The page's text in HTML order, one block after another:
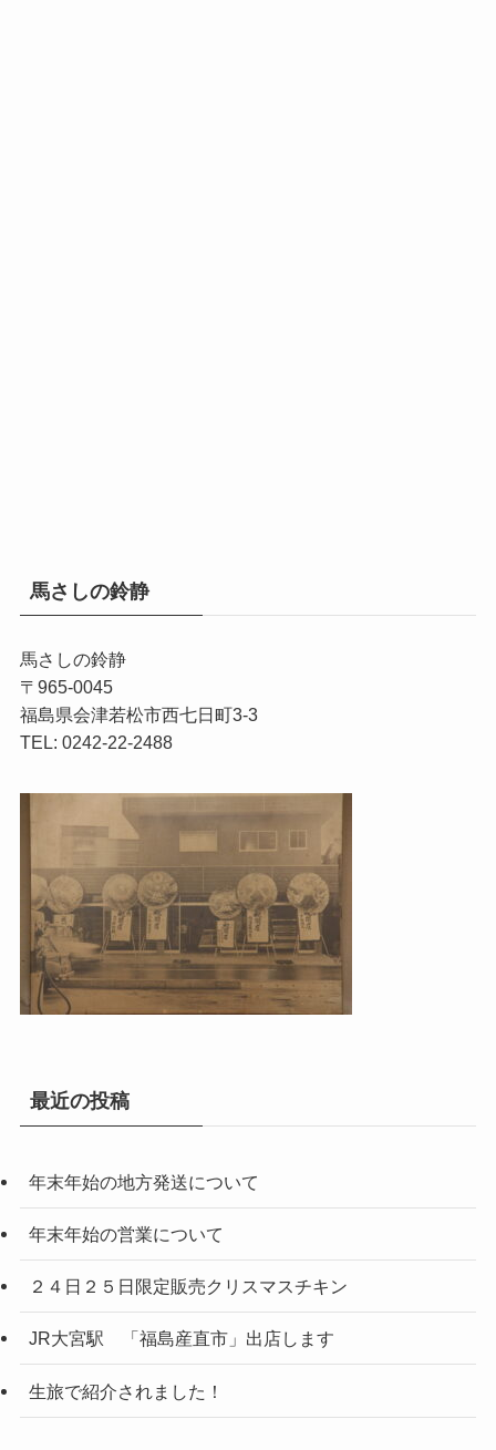
馬さしの鈴静
馬さしの鈴静
〒965-0045
福島県会津若松市西七日町3-3
TEL: 0242-22-2488
最近の投稿
年末年始の地方発送について
年末年始の営業について
２４日２５日限定販売クリスマスチキン
JR大宮駅 「福島産直市」出店します
生旅で紹介されました！